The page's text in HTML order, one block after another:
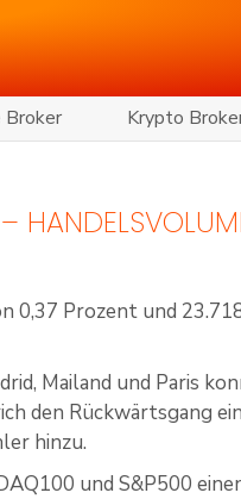
Broker Krypto
0,37 Prozent und
Mailand und Paris
den Rückwärtsgang
hinzu.
und S&P500